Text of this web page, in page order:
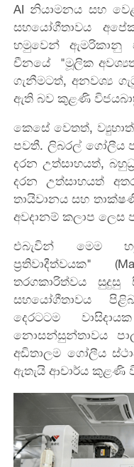
AI නියාමනය සහ
සහයෝගීතාවය
හමුවෙන් ඇමරිකානු
චීනයේ "මූලික
ගැනීමටත්, අනවශ්‍ය
ඇති බව කුළණි
කෙසේ වෙතත්,
පවතී. ලිබරල් ගෝලීය
දරන උත්සාහයත්,
දරන උත්සාහයත්
තායිවානය සහ
අවදානම් කලාප ලෙස
එබැවින් මෙම
ප්‍රතිවාදීත්වයක"
තරගකාරිත්වය
සහයෝගීතාවය
දෙරටටම
නොසන්සුන්තාවය
අඩිතාලම ගෝලීය
ඇතැයි ආචාර්ය කුළණි